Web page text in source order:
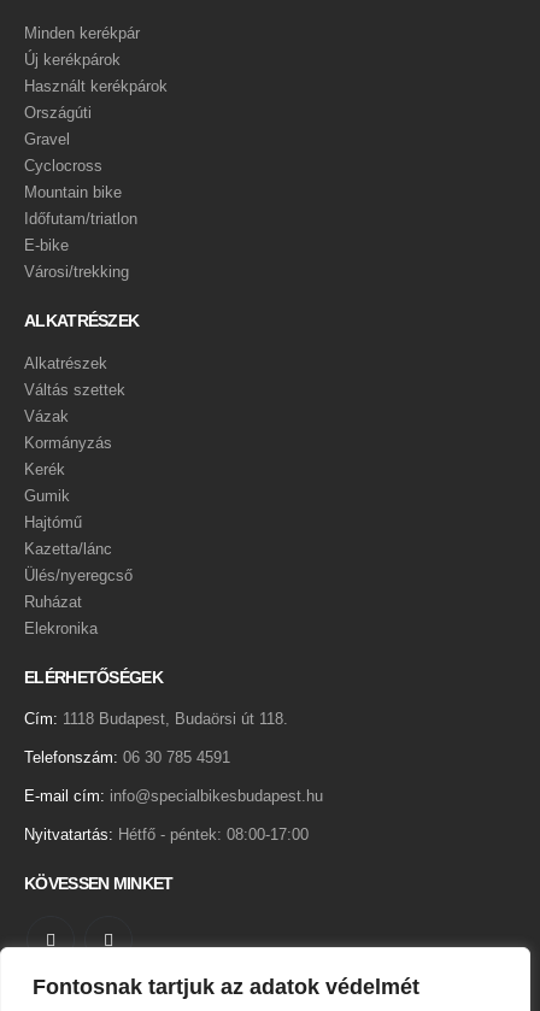
Fontosnak tartjuk az adatok védelmét
Minden kerékpár
Új kerékpárok
Használt kerékpárok
Országúti
Gravel
Cyclocross
Mountain bike
Időfutam/triatlon
E-bike
Városi/trekking
ALKATRÉSZEK
Alkatrészek
Váltás szettek
Vázak
Kormányzás
Kerék
Gumik
Hajtómű
Kazetta/lánc
Ülés/nyeregcső
Ruházat
Elekronika
ELÉRHETŐSÉGEK
Cím: 1118 Budapest, Budaörsi út 118.
Telefonszám: 06 30 785 4591
E-mail cím: info@specialbikesbudapest.hu
Nyitvatartás: Hétfő - péntek: 08:00-17:00
KÖVESSEN MINKET
Adatkezelési tájékoztató